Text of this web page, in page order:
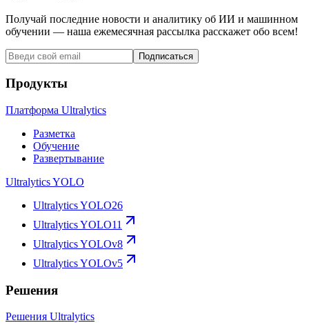
Получай последние новости и аналитику об ИИ и машинном
обучении — наша ежемесячная рассылка расскажет обо всем!
Подписаться
Продукты
Платформа Ultralytics
Разметка
Обучение
Развертывание
Ultralytics YOLO
Ultralytics YOLO26
Ultralytics YOLO11
Ultralytics YOLOv8
Ultralytics YOLOv5
Решения
Решения Ultralytics